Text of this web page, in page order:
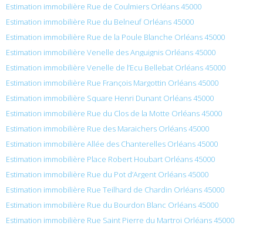
Estimation immobilière Rue de Coulmiers Orléans 45000
Estimation immobilière Rue du Belneuf Orléans 45000
Estimation immobilière Rue de la Poule Blanche Orléans 45000
Estimation immobilière Venelle des Anguignis Orléans 45000
Estimation immobilière Venelle de l’Ecu Bellebat Orléans 45000
Estimation immobilière Rue François Margottin Orléans 45000
Estimation immobilière Square Henri Dunant Orléans 45000
Estimation immobilière Rue du Clos de la Motte Orléans 45000
Estimation immobilière Rue des Maraichers Orléans 45000
Estimation immobilière Allée des Chanterelles Orléans 45000
Estimation immobilière Place Robert Houbart Orléans 45000
Estimation immobilière Rue du Pot d’Argent Orléans 45000
Estimation immobilière Rue Teilhard de Chardin Orléans 45000
Estimation immobilière Rue du Bourdon Blanc Orléans 45000
Estimation immobilière Rue Saint Pierre du Martroi Orléans 45000